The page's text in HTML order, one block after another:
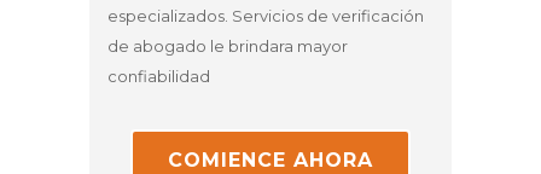
especializados. Servicios de verificación
de abogado le brindara mayor
confiabilidad
COMIENCE AHORA